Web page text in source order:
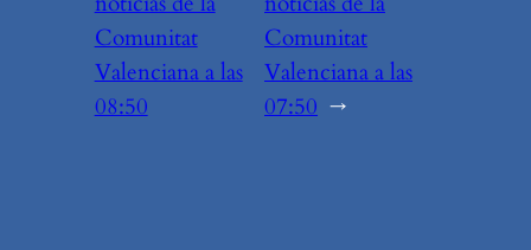
Comunitat
Valenciana a las
08:50
Comunitat
Valenciana a las
07:50 →